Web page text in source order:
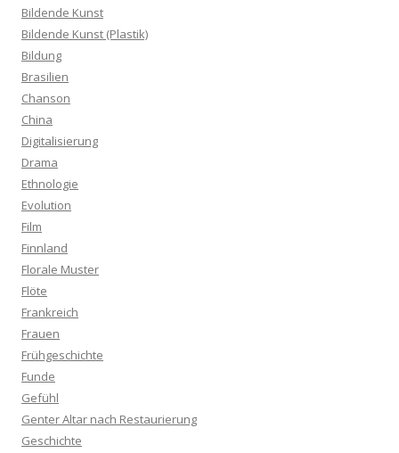
Bildende Kunst
Bildende Kunst (Plastik)
Bildung
Brasilien
Chanson
China
Digitalisierung
Drama
Ethnologie
Evolution
Film
Finnland
Florale Muster
Flöte
Frankreich
Frauen
Frühgeschichte
Funde
Gefühl
Genter Altar nach Restaurierung
Geschichte